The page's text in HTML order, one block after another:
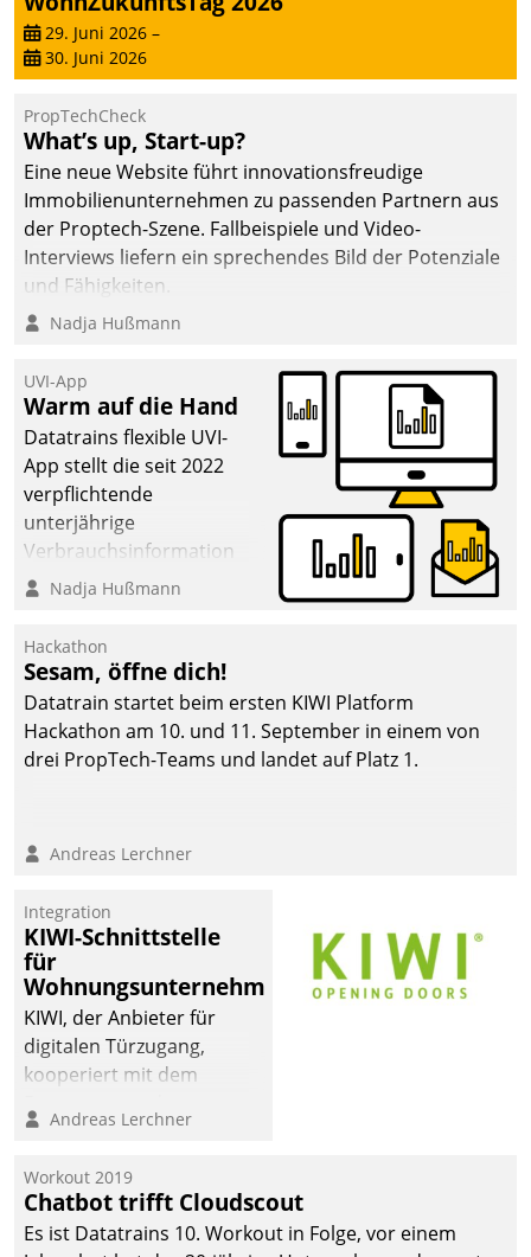
29. Juni 2026 –
30. Juni 2026
PropTechCheck
What’s up, Start-up?
Eine neue Website führt innovationsfreudige
Immobilienunternehmen zu passenden Partnern aus
der Proptech-Szene. Fallbeispiele und Video-
Interviews liefern ein sprechendes Bild der Potenziale
und Fähigkeiten.
Nadja Hußmann
UVI-App
Warm auf die Hand
Datatrains flexible UVI-
App stellt die seit 2022
verpflichtende
unterjährige
Verbrauchsinformation
schnell, zuverlässig und
Die monatlichen
Mitteilungen zum
Heizungs- und
Wasserverbrauch gehen
automatisiert, vollständig
und auf Wunsch über
Kommunikationswege bei
Nadja Hußmann
Hackathon
Sesam, öffne dich!
Datatrain startet beim ersten KIWI Platform
Hackathon am 10. und 11. September in einem von
drei PropTech-Teams und landet auf Platz 1.
Andreas Lerchner
Integration
KIWI-Schnittstelle
für
Wohnungsunternehmen
KIWI, der Anbieter für
digitalen Türzugang,
kooperiert mit dem
Softwareentwicklungshaus
Andreas Lerchner
Workout 2019
Chatbot trifft Cloudscout
Es ist Datatrains 10. Workout in Folge, vor einem